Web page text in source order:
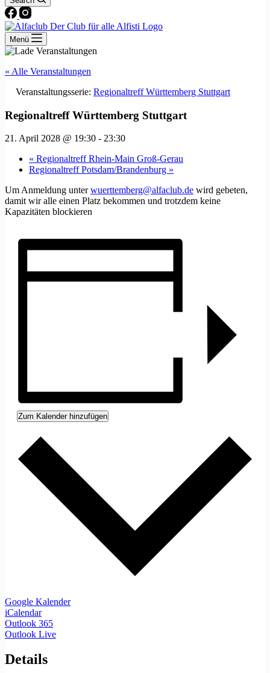
Menü
« Alle Veranstaltungen
Veranstaltungsserie: Regionaltreff Württemberg Stuttgart
Regionaltreff Württemberg Stuttgart
21. April 2028 @ 19:30 - 23:30
« Regionaltreff Rhein-Main Groß-Gerau
Regionaltreff Potsdam/Brandenburg »
Um Anmeldung unterwuerttemberg@alfaclub.de wird gebeten,
damit wir alle einen Platz bekommen und trotzdem keine
Kapazitäten blockieren
Zum Kalender hinzufügen
Google Kalender
iCalendar
Outlook 365
Outlook Live
Details